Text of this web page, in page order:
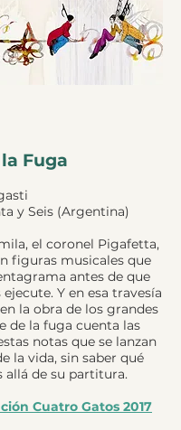
Fuga
y Seis (Argentina)
el coronel Pigafetta,
figuras musicales que
antes de que
Y en esa travesía
la obra de los grandes
de la fuga cuenta las
notas que se lanzan
la vida, sin saber qué
allá de su partitura.
Cuatro Gatos 2017